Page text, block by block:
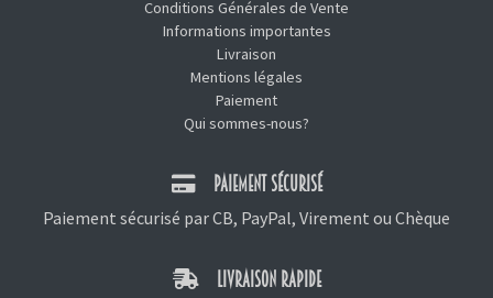
Conditions Générales de Vente
Informations importantes
Livraison
Mentions légales
Paiement
Qui sommes-nous?
PAIEMENT SÉCURISÉ
Paiement sécurisé par CB, PayPal, Virement ou Chèque
LIVRAISON RAPIDE